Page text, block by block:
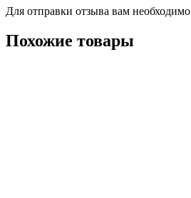
Для отправки отзыва вам необходимо
Похожие товары